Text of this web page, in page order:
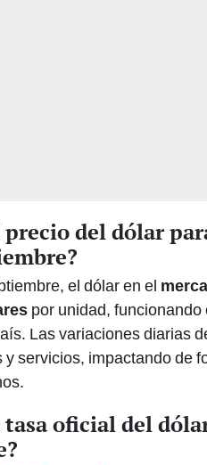
precio del dólar
el dólar en el
por unidad,
Las variaciones diarias
y servicios, impactando de
tasa oficial del